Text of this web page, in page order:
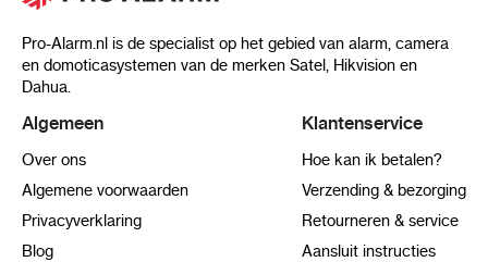
Pro-Alarm.nl is de specialist op het gebied van alarm, camera
en domoticasystemen van de merken Satel, Hikvision en
Dahua.
Algemeen
Over ons
Algemene voorwaarden
Privacyverklaring
Blog
Klantenservice
Hoe kan ik betalen?
Verzending & bezorging
Retourneren & service
Aansluit instructies